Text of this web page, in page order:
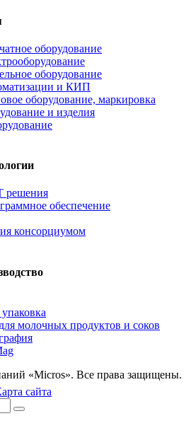
оборудование
оборудование
и КИП
оборудование, маркировка
и изделия
решения
обеспечение
консорциумом
молочных продуктов и соков
«Micros». Все права защищены.
сайта